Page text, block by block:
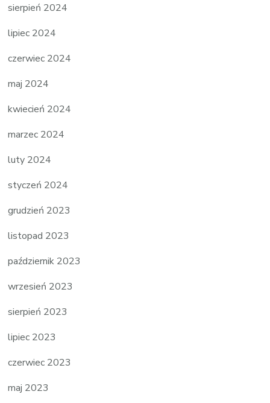
sierpień 2024
lipiec 2024
czerwiec 2024
maj 2024
kwiecień 2024
marzec 2024
luty 2024
styczeń 2024
grudzień 2023
listopad 2023
październik 2023
wrzesień 2023
sierpień 2023
lipiec 2023
czerwiec 2023
maj 2023